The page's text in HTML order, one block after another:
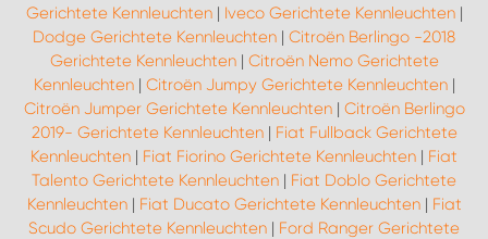
Gerichtete Kennleuchten| Iveco Gerichtete Kennleuchten|
Dodge Gerichtete Kennleuchten | Citroën Berlingo -2018
Gerichtete Kennleuchten| Citroën Nemo Gerichtete
Kennleuchten| Citroën Jumpy Gerichtete Kennleuchten|
Citroën Jumper Gerichtete Kennleuchten| Citroën Berlingo
2019- Gerichtete Kennleuchten| Fiat Fullback Gerichtete
Kennleuchten | Fiat Fiorino Gerichtete Kennleuchten | Fiat
Talento Gerichtete Kennleuchten | Fiat Doblo Gerichtete
Kennleuchten| Fiat Ducato Gerichtete Kennleuchten| Fiat
Scudo Gerichtete Kennleuchten | Ford Ranger Gerichtete